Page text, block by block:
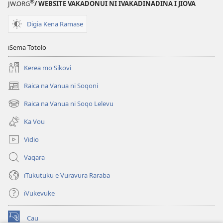
VAKATAWA
Tiseba 2021
JW.ORG / WEBSITE VAKADONUI NI IVAKADINADINA I JIOVA
Digia Kena Ramase
iSema Totolo
Kerea mo Sikovi
Raica na Vanua ni Soqoni
(opens
new
window)
Raica na Vanua ni Soqo Lelevu
(opens
new
window)
Ka Vou
Vidio
Vaqara
iTukutuku e Vuravura Raraba
iVukevuke
Cau